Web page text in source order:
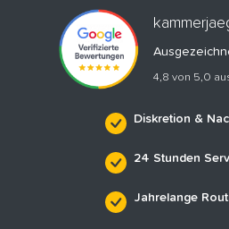
4,8 von 5,0
Diskretion &
24 Stunden
Jahrelange